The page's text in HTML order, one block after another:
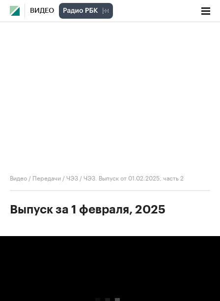
ВИДЕО
Видео / Передачи /ЧЭЗ /ЧЭЗ. Выпуск от 01.02.2025, часть 2
Выпуск за 1 февраля, 2025